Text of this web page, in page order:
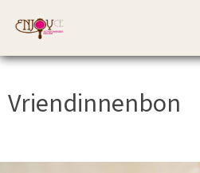
Vriendinnenbon